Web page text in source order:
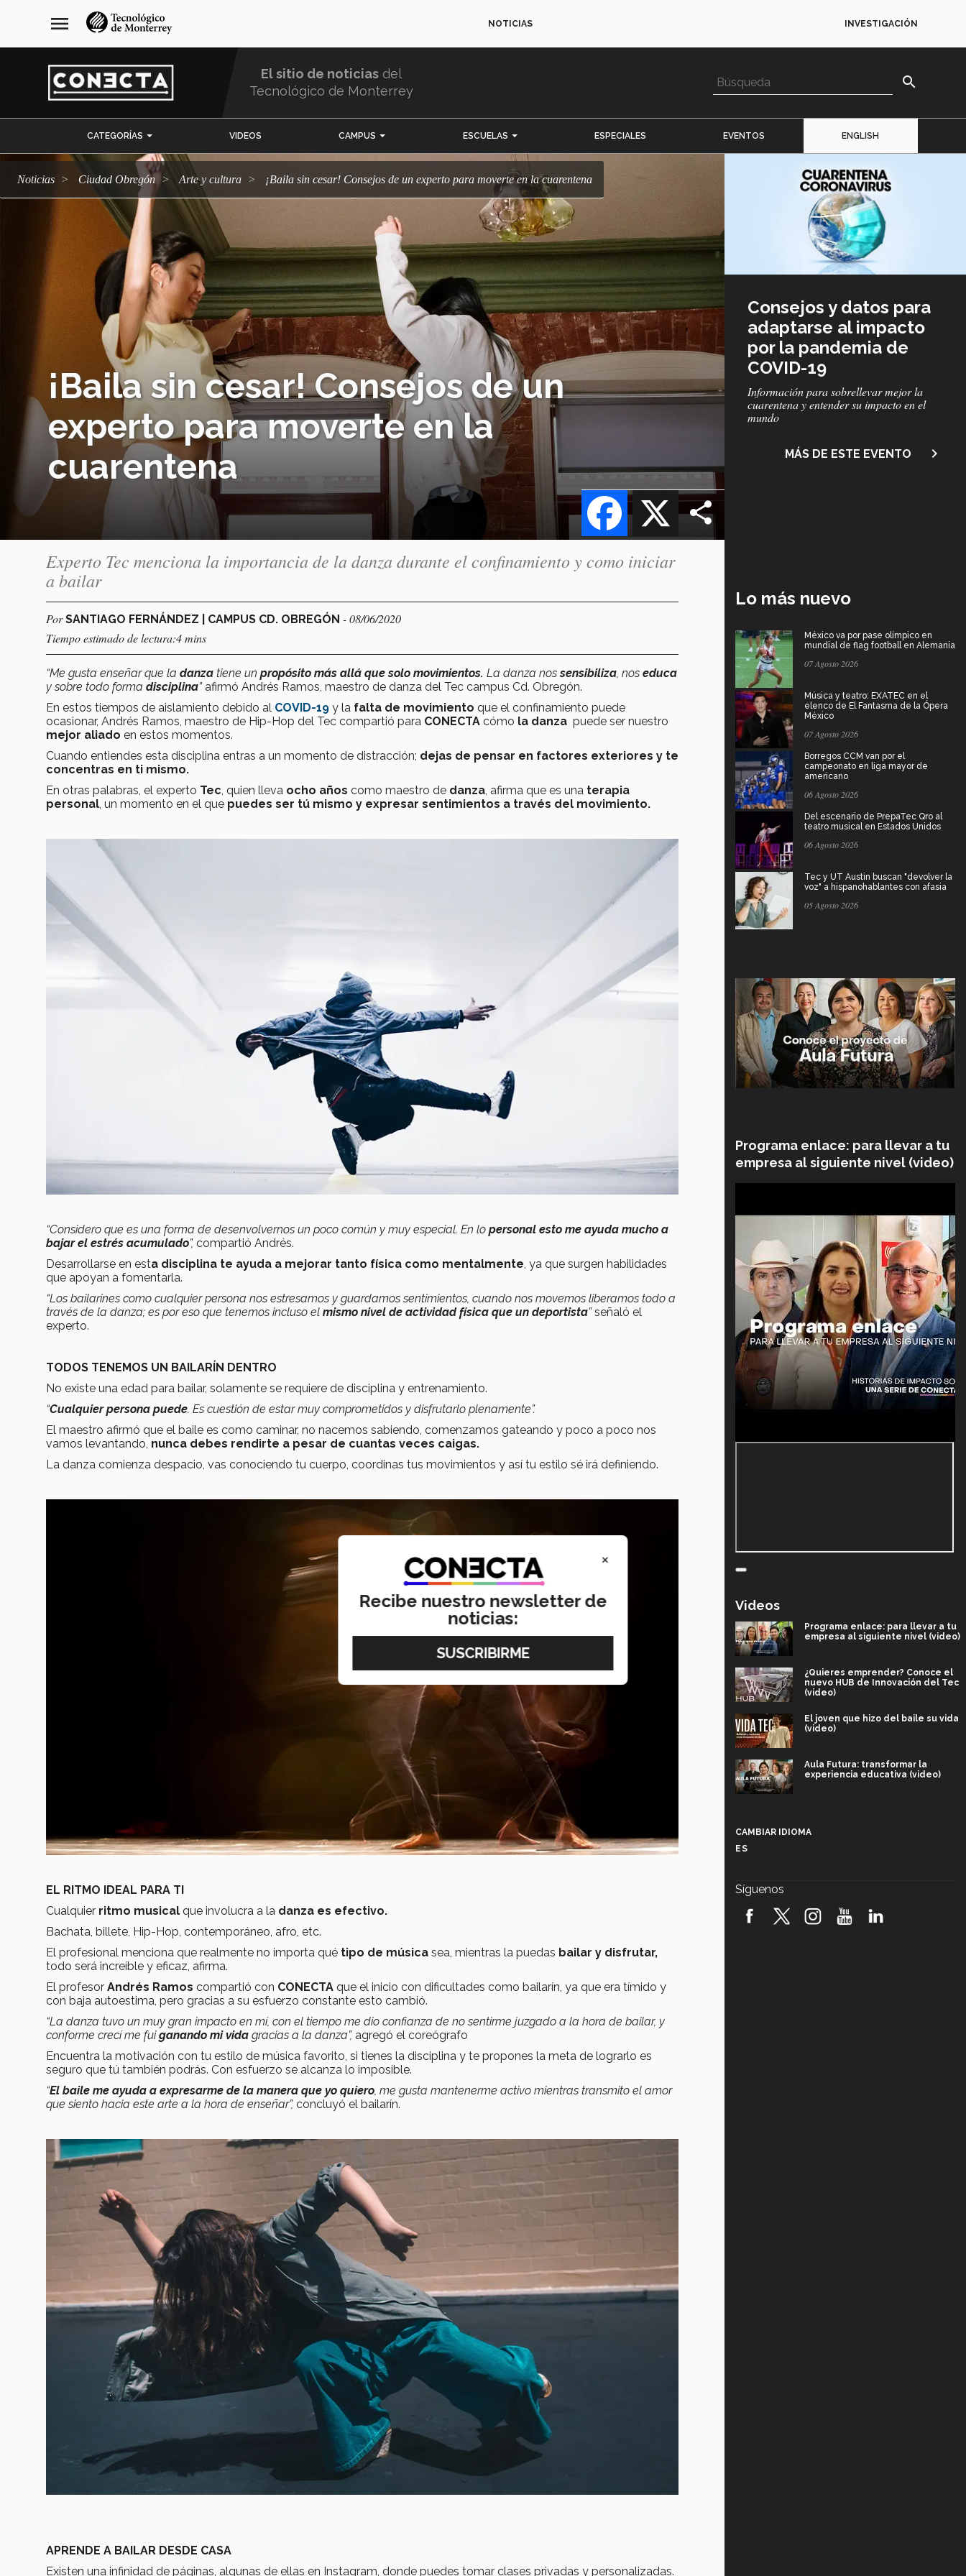
navegación
principal
menu NOTICIAS INVESTIGACIÓN
El sitio de noticias del
Tecnológico de Monterrey
search
CATEGORÍAS VIDEOS CAMPUS ESCUELAS ESPECIALES EVENTOS ENGLISH
Noticias Ciudad Obregón arte y cultura ¡Baila sin cesar! Consejos de un experto para moverte en la cuarentena
¡Baila sin cesar! Consejos de un
experto para moverte en la
cuarentena
X
Facebook
Consejos y datos para
adaptarse al impacto
por la pandemia de
COVID-19
Subtítulo
Información para sobrellevar mejor la
cuarentena y entender su impacto en el
mundo
MÁS DE ESTE EVENTO navigate_next
Experto Tec menciona la importancia de la danza durante el confinamiento y como iniciar
a bailar
PorSANTIAGO FERNÁNDEZ | CAMPUS CD. OBREGÓN - 08/06/2020
Tiempo estimado de lectura:4 mins
“Me gusta enseñar que la danza tiene un propósito más allá que solo movimientos. La danza nossensibiliza, nos educa
y sobre todo forma disciplina” afirmó Andrés Ramos, maestro de danza del Tec campus Cd. Obregón.
En estos tiempos de aislamiento debido al COVID-19 y la falta de movimiento que el confinamiento puede
ocasionar, Andrés Ramos, maestro de Hip-Hop del Tec compartió para CONECTA cómo la danza puede ser nuestro
mejor aliado en estos momentos.
Cuando entiendes esta disciplina entras a un momento de distracción; dejas de pensar en factores exteriores y te
concentras en ti mismo.
En otras palabras, el experto Tec, quien lleva ocho años como maestro de danza, afirma que es una terapia
personal, un momento en el que puedes ser tú mismo y expresar sentimientos a través del movimiento.
“Considero que es una forma de desenvolvernos un poco común y muy especial. En lo personal esto me ayuda mucho a
bajar el estrés acumulado”, compartió Andrés.
Desarrollarse en esta disciplina te ayuda a mejorar tanto física como mentalmente, ya que surgen habilidades
que apoyan a fomentarla.
“Los bailarines como cualquier persona nos estresamos y guardamos sentimientos, cuando nos movemos liberamos todo a
través de la danza; es por eso que tenemos incluso el mismo nivel de actividad física que un deportista”señaló el
experto.
TODOS TENEMOS UN BAILARÍN DENTRO
No existe una edad para bailar, solamente se requiere de disciplina y entrenamiento.
“Cualquier persona puede. Es cuestión de estar muy comprometidos y disfrutarlo plenamente”.
El maestro afirmó que el baile es como caminar, no nacemos sabiendo, comenzamos gateando y poco a poco nos
vamos levantando, nunca debes rendirte a pesar de cuantas veces caigas.
La danza comienza despacio, vas conociendo tu cuerpo, coordinas tus movimientos y así tu estilo sé irá definiendo.
EL RITMO IDEAL PARA TI
Cualquier ritmo musical que involucra a la danza es efectivo.
Bachata, billete, Hip-Hop, contemporáneo, afro, etc.
El profesional menciona que realmente no importa qué tipo de música sea, mientras la puedas bailar y disfrutar,
todo será increíble y eficaz, afirma.
El profesor Andrés Ramos compartió con CONECTA que el inicio con dificultades como bailarín, ya que era tímido y
con baja autoestima, pero gracias a su esfuerzo constante esto cambió.
“La danza tuvo un muy gran impacto en mí, con el tiempo me dio confianza de no sentirme juzgado a la hora de bailar, y
conforme crecí me fuiganando mi vida gracias a la danza”, agregó el coreógrafo
Encuentra la motivación con tu estilo de música favorito, si tienes la disciplina y te propones la meta de lograrlo es
seguro que tú también podrás. Con esfuerzo se alcanza lo imposible.
“El baile me ayuda a expresarme de la manera que yo quiero, me gusta mantenerme activo mientras transmito el amor
que siento hacia este arte a la hora de enseñar”, concluyó el bailarín.
APRENDE A BAILAR DESDE CASA
Existen una infinidad de páginas, algunas de ellas en Instagram, donde puedes tomar clases privadas y personalizadas.
Lo más nuevo
México va por pase olímpico en
mundial de flag football en Alemania
07 Agosto 2026
Música y teatro: EXATEC en el
elenco de El Fantasma de la Ópera
México
07 Agosto 2026
Borregos CCM van por el
campeonato en liga mayor de
americano
06 Agosto 2026
Del escenario de PrepaTec Qro al
teatro musical en Estados Unidos
06 Agosto 2026
Tec y UT Austin buscan "devolver la
voz" a hispanohablantes con afasia
05 Agosto 2026
Programa enlace: para llevar a tu
empresa al siguiente nivel (video)
Videos
Programa enlace: para llevar a tu
empresa al siguiente nivel (video)
¿Quieres emprender? Conoce el
nuevo HUB de Innovación del Tec
(video)
El joven que hizo del baile su vida
(video)
Aula Futura: transformar la
experiencia educativa (video)
robótica FIRST 2026! (video)
CAMBIAR IDIOMA
ES
Síguenos
×
Recibe nuestro newsletter de
noticias: